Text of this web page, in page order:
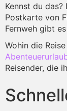
Kennst du
Postkarte von
Fernweh gibt
Wohin die
Reisender, die